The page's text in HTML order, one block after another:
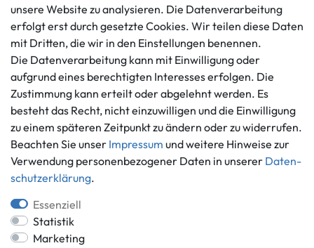
info@gameworld.de
Kontaktformular
Datenschutzerklärung
Barrierefreiheitserklärung
Widerrufs­recht
Vertrag widerrufen
Informationen
Ankauf
Über uns
Häufig gestellte Fragen
Zahlung und Versand
Batterieentsorgung
Zahlungsmöglichkeiten
unsere Website zu analysieren. Die Datenverarbeitung
erfolgt erst durch gesetzte Cookies. Wir teilen diese Daten
mit Dritten, die wir in den Einstellungen benennen.
Die Datenverarbeitung kann mit Einwilligung oder
aufgrund eines berechtigten Interesses erfolgen. Die
Zustimmung kann erteilt oder abgelehnt werden. Es
besteht das Recht, nicht einzuwilligen und die Einwilligung
zu einem späteren Zeitpunkt zu ändern oder zu widerrufen.
Beachten Sie unser Impressum und weitere Hinweise zur
Verwendung personenbezogener Daten in unserer Daten­
schutz­erklärung.
Essenziell
Statistik
Marketing